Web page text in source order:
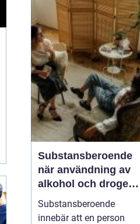
värk, sömnproblem och
långvarig trötthet. Rätt
typ av massage kan
hjälpa både kroppen och
hjärnan att varva ner,
lindra smärta...
Substansberoende
när användning av
alkohol och droger
tar över vardagen
Substansberoende
innebär att en person